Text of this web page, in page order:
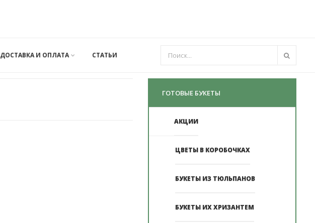
ДОСТАВКА И ОПЛАТА СТАТЬИ
ГОТОВЫЕ БУКЕТЫ
АКЦИИ
ЦВЕТЫ В КОРОБОЧКАХ
БУКЕТЫ ИЗ ТЮЛЬПАНОВ
БУКЕТЫ ИХ ХРИЗАНТЕМ